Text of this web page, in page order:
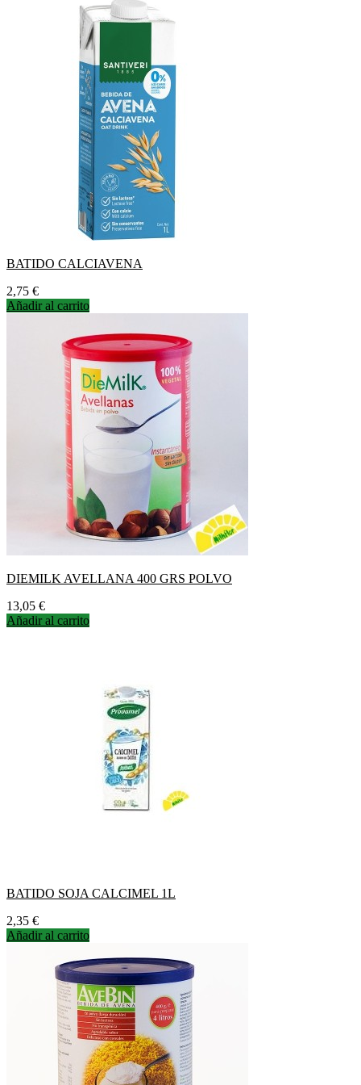
BATIDO CALCIAVENA
Precio
2,75 €
Añadir al carrito
DIEMILK AVELLANA 400 GRS POLVO
Precio
13,05 €
Añadir al carrito
BATIDO SOJA CALCIMEL 1L
Precio
2,35 €
Añadir al carrito